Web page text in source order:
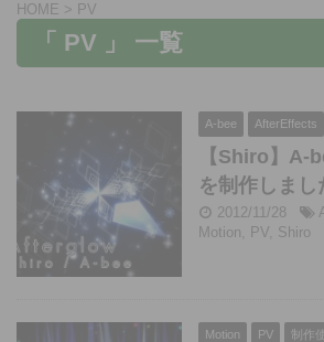
HOME > PV
「 PV 」 一覧
A-bee AfterEffects
【Shiro】A-
を制作しまし
2012/11/28
Motion, PV, Shiro
Motion PV 制作